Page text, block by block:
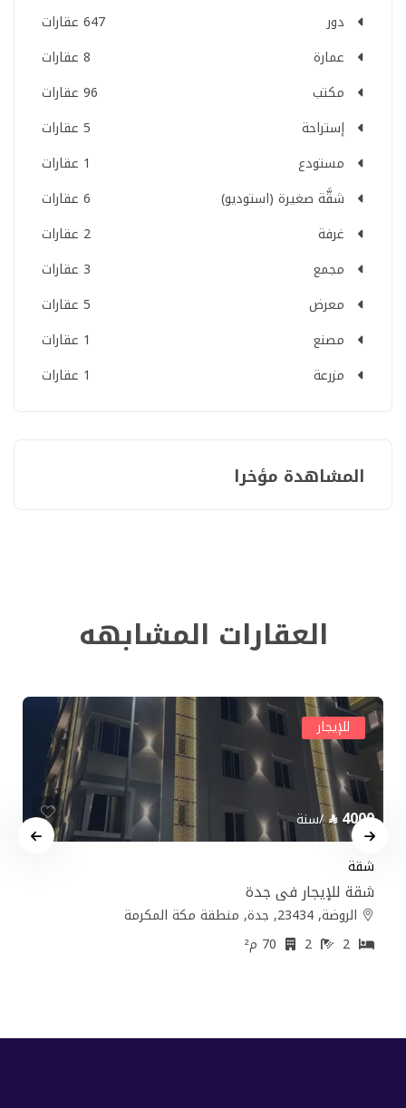
دور
647 عقارات
عمارة
8 عقارات
مكتب
96 عقارات
إستراحة
5 عقارات
مستودع
1 عقارات
شقَّة صغيرة (استوديو)
6 عقارات
غرفة
2 عقارات
مجمع
3 عقارات
معرض
5 عقارات
مصنع
1 عقارات
مزرعة
1 عقارات
المشاهدة مؤخرا
العقارات المشابهه
للإيجار
4000 /سنة
شقة
شقة للإيجار في جدة
الروضة, 23434, جدة, منطقة مكة المكرمة
2
2